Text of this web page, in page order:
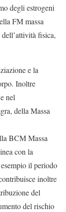
degli estrogeni
FM massa
fisica,
e la
Inoltre
nel
della Massa
BCM Massa
con la
il periodo
inoltre
del
del rischio